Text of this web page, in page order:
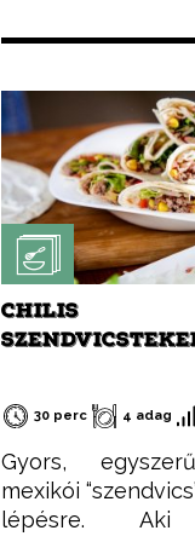
CHILIS
30 perc 4 adag
Gyors,
mexikói
lépésre. Aki